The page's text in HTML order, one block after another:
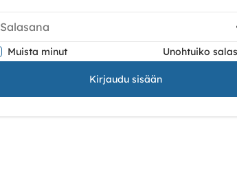
Salasana
Muista minut Unohtuiko
Kirjaudu sisään